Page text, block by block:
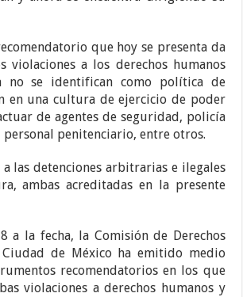
que hoy se presenta da
violaciones a los derechos humanos
no se identifican como política de
en una cultura de ejercicio de poder
de agentes de seguridad, policía
personal penitenciario, entre otros.
las detenciones arbitrarias e ilegales
ambas acreditadas en la presente
a la fecha, la Comisión de Derechos
de México ha emitido medio
recomendatorios en los que
violaciones a derechos humanos y